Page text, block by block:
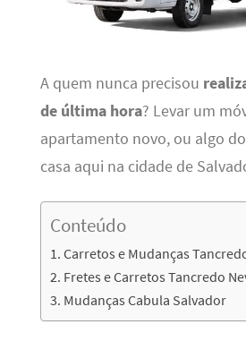
A quem nunca precisou
de última hora? Levar um
apartamento novo, ou algo
casa aqui na cidade de
Conteúdo
Carretos e Mudanças
Fretes e Carretos Tancredo
Mudanças Cabula Salvador